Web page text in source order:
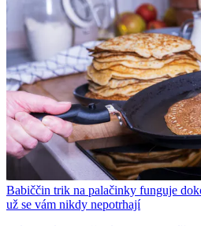
Babiččin trik na palačinky funguje
už se vám nikdy nepotrhají